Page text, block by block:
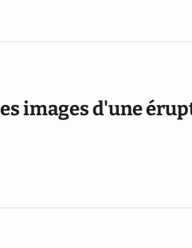
images d'une